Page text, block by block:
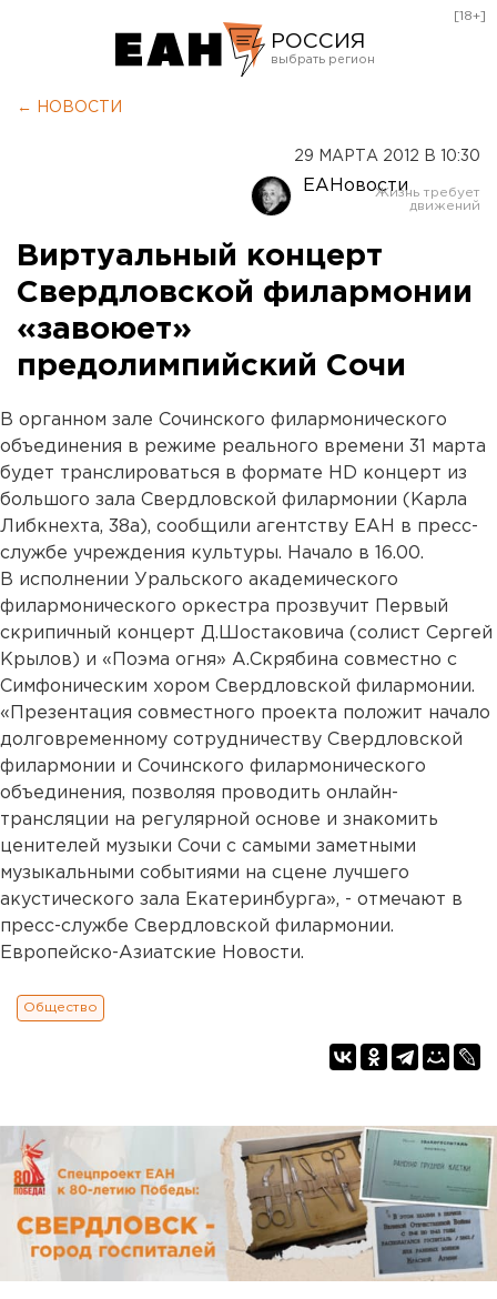
РОССИЯ
Оренбург
[18+]
← НОВОСТИ
29 МАРТА 2012 В 10:30
ЕАНовости
Виртуальный концерт
Свердловской филармонии
«завоюет»
предолимпийский Сочи
В органном зале Сочинского филармонического
объединения в режиме реального времени 31 марта
будет транслироваться в формате HD концерт из
большого зала Свердловской филармонии (Карла
Либкнехта, 38а), сообщили агентству ЕАН в пресс-
службе учреждения культуры. Начало в 16.00.
В исполнении Уральского академического
филармонического оркестра прозвучит Первый
скрипичный концерт Д.Шостаковича (солист Сергей
Крылов) и «Поэма огня» А.Скрябина совместно с
Симфоническим хором Свердловской филармонии.
«Презентация совместного проекта положит начало
долговременному сотрудничеству Свердловской
филармонии и Сочинского филармонического
объединения, позволяя проводить онлайн-
трансляции на регулярной основе и знакомить
ценителей музыки Сочи с самыми заметными
музыкальными событиями на сцене лучшего
акустического зала Екатеринбурга», - отмечают в
пресс-службе Свердловской филармонии.
Европейско-Азиатские Новости.
Общество